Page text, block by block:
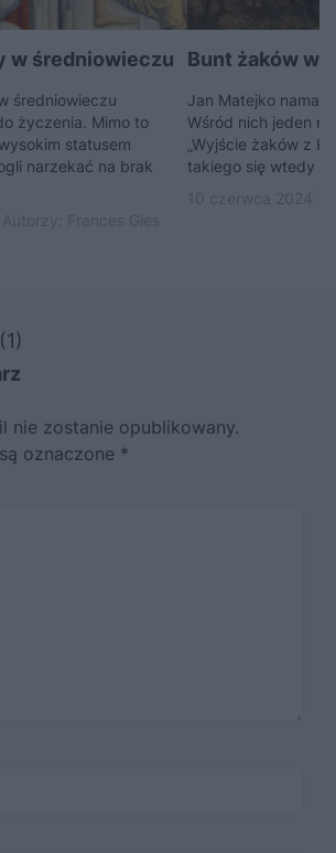
w średniowieczu
średniowieczu
życzenia. Mimo to
statusem
narzekać na brak
Bunt żaków w
Jan Matejko
Wśród nich jeden
„Wyjście żaków z
takiego się wtedy
(1)
nie zostanie opublikowany.
oznaczone *